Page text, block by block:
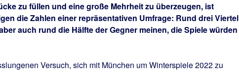
zu füllen und eine große Mehrheit zu überzeugen, ist
die Zahlen einer repräsentativen Umfrage: Rund drei Viertel
auch rund die Hälfte der Gegner meinen, die Spiele würden
Versuch, sich mit München um Winterspiele 2022 zu